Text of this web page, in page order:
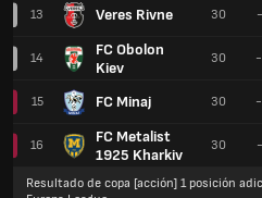
13 Veres Rivne
14
FC Obolon
Kiev
15 FC Minaj
16
FC Metalist
1925 Kharkiv
30
30
30
30
Resultado de copa [acción] 1 posición